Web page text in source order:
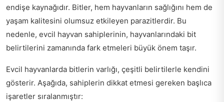
endişe kaynağıdır. Bitler, hem hayvanların sağlığını hem de
yaşam kalitesini olumsuz etkileyen parazitlerdir. Bu
nedenle, evcil hayvan sahiplerinin, hayvanlarındaki bit
belirtilerini zamanında fark etmeleri büyük önem taşır.
Evcil hayvanlarda bitlerin varlığı, çeşitli belirtilerle kendini
gösterir. Aşağıda, sahiplerin dikkat etmesi gereken başlıca
işaretler sıralanmıştır: